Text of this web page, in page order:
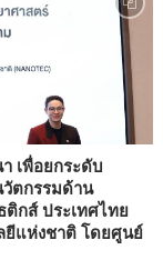
เพื่อยกระดับ
ตกรรมด้าน
ติกส์ ประเทศไทย
ยีแห่งชาติ โดยศูนย์